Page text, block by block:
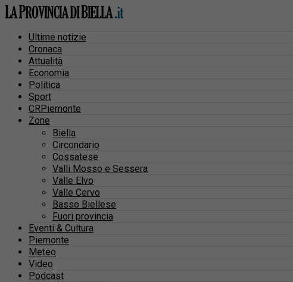
Ultime notizie
Cronaca
Attualità
Economia
Politica
Sport
CRPiemonte
Zone
Biella
Circondario
Cossatese
Valli Mosso e Sessera
Valle Elvo
Valle Cervo
Basso Biellese
Fuori provincia
Eventi & Cultura
Piemonte
Meteo
Video
Podcast